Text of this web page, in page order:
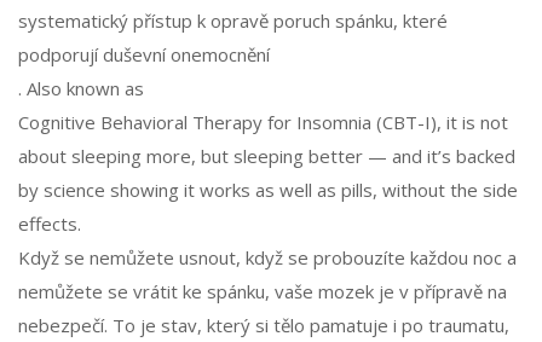
systematický přístup k opravě poruch spánku, které
podporují duševní onemocnění
. Also known as
Cognitive Behavioral Therapy for Insomnia (CBT-I), it is not
about sleeping more, but sleeping better — and it’s backed
by science showing it works as well as pills, without the side
effects.
Když se nemůžete usnout, když se probouzíte každou noc a
nemůžete se vrátit ke spánku, vaše mozek je v přípravě na
nebezpečí. To je stav, který si tělo pamatuje i po traumatu,